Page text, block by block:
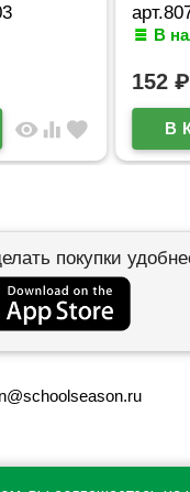
visibility equalizer favorite
В
152₽
покупки